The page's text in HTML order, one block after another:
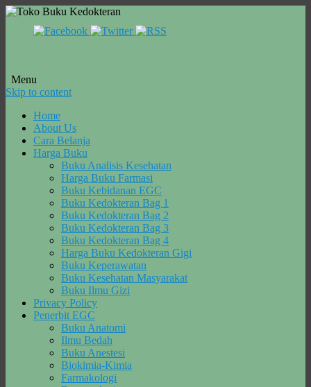
Menu
Skip to content
Home
About Us
Cara Belanja
Harga Buku
Buku Analisis Kesehatan
Harga Buku Farmasi
Buku Kebidanan EGC
Buku Kedokteran Bag 1
Buku Kedokteran Bag 2
Buku Kedokteran Bag 3
Buku Kedokteran Bag 4
Harga Buku Kedokteran Gigi
Buku Keperawatan
Buku Kesehatan Masyarakat
Buku Ilmu Gizi
Privacy Policy
Penerbit EGC
Buku Anatomi
Ilmu Bedah
Buku Anestesi
Biokimia-Kimia
Farmakologi